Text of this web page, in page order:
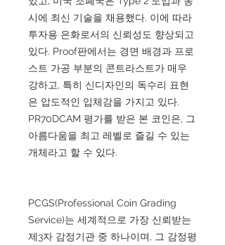
시에 최신 기술을 채용했다. 이에 따라
투자용 은화로서의 신뢰성도 향상되고
있다. Proof판에서는 경면 배경과 프로
스트 가공 부분의 콘트라스트가 매우
강하고, 특히 신디자인의 독수리 표현
은 압도적인 입체감을 가지고 있다.
PR70DCAM 평가를 받은 본 코인은, 그
아름다움을 최고 레벨로 즐길 수 있는
개체라고 할 수 있다.
PCGS(Professional Coin Grading
Service)는 세계적으로 가장 신뢰받는
제3자 감정기관 중 하나이며, 그 감정평